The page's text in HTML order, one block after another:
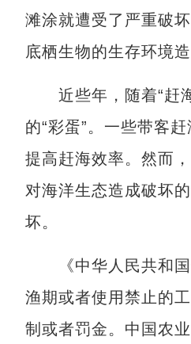
滩涂就遭受了严重破
底栖生物的生存环境
近些年，随着“赶海
的“彩蛋”。一些带客
提高赶海效率。然而
对海洋生态造成破坏
坏。
《中华人民共和国
渔期或者使用禁止的
制或者罚金。中国农